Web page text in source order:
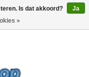
Is dat akkoord?
Ja
»